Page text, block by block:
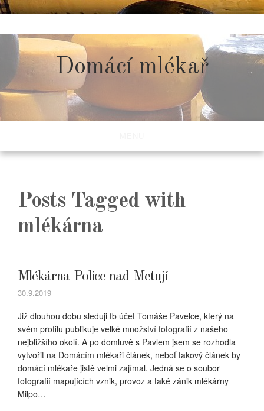
to
content
Domácí mlékař
Posts Tagged with
mlékárna
Mlékárna Police nad Metují
30.9.2019
Již dlouhou dobu sleduji fb účet Tomáše Pavelce, který na
svém profilu publikuje velké množství fotografií z našeho
nejbližšího okolí. A po domluvě s Pavlem jsem se rozhodla
vytvořit na Domácím mlékaři článek, neboť takový článek by
domácí mlékaře jistě velmi zajímal. Jedná se o soubor
fotografií mapujících vznik, provoz a také zánik mlékárny
Milpo…